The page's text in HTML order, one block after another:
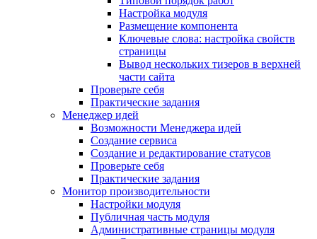
Настройка модуля
Размещение компонента
Ключевые слова: настройка свойств
страницы
Вывод нескольких тизеров в верхней
части сайта
Проверьте себя
Практические задания
Менеджер идей
Возможности Менеджера идей
Создание сервиса
Создание и редактирование статусов
Проверьте себя
Практические задания
Монитор производительности
Настройки модуля
Публичная часть модуля
Административные страницы модуля